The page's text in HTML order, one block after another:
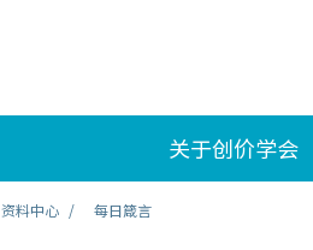
关于创价学会
资料中心 每日箴言